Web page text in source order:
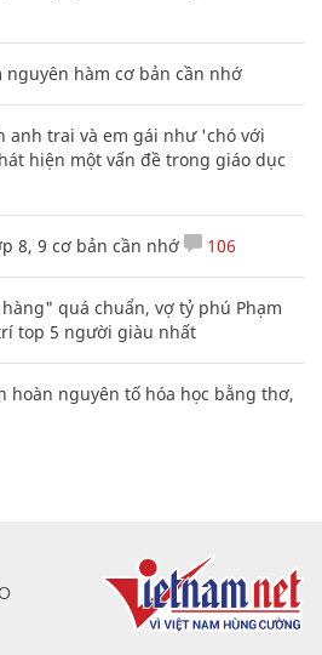
nguyên hàm cơ bản cần nhớ
anh trai và em gái như 'chó với
hiện một vấn đề trong giáo dục
8, 9 cơ bản cần nhớ 106
quá chuẩn, vợ tỷ phú Phạm
top 5 người giàu nhất
hoàn nguyên tố hóa học bằng thơ,